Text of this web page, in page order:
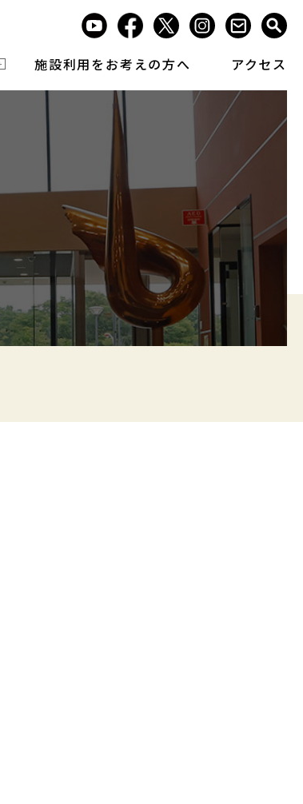
施設利用をお考えの方へ アクセス